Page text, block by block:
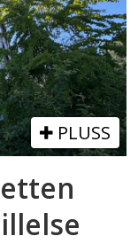
PLUSS